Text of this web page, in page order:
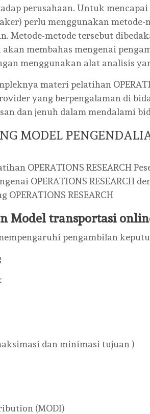
perusahaan. Untuk
perlu menggunakan metode-
Metode-metode tersebut
membahas mengenai
menggunakan alat analisis
materi pelatihan
yang berpengalaman di
dan jenuh dalam mendalami
MODEL
OPERATIONS RESEARCH
OPERATIONS RESEARCH
RESEARCH
Model transportasi
pengambilan
dan minimasi tujuan )
(MODI)